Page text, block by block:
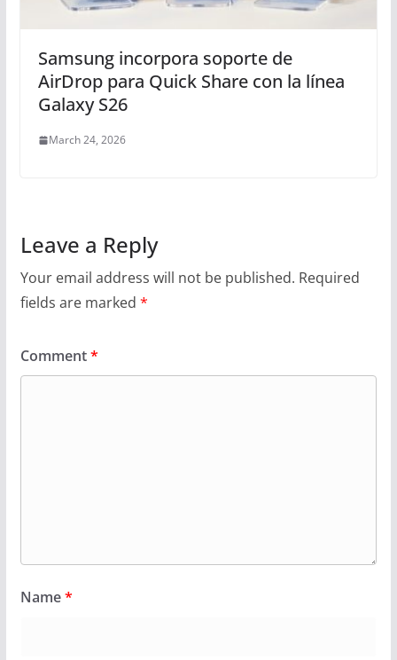
Samsung incorpora soporte de
AirDrop para Quick Share con la línea
Galaxy S26
March 24, 2026
Leave a Reply
Your email address will not be published. Required
fields are marked *
Comment*
Name*